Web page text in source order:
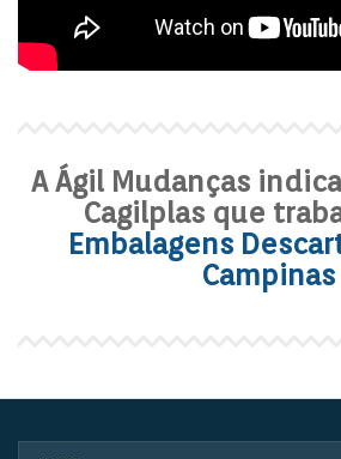
A Ágil Mudanças
Cagilplas que
Embalagens
Campinas